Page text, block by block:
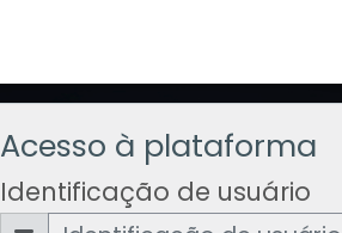
Acesso à plataforma
Identificação de usuário